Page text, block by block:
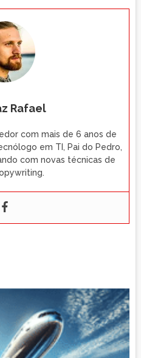
Rafael
com mais de 6 anos de
em TI, Pai do Pedro,
com novas técnicas de